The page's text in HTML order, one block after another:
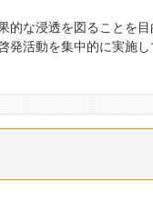
的な浸透を図ることを
発活動を集中的に実施